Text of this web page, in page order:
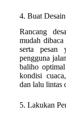
4. Buat
Rancang
mudah
serta pesan
pengguna
baliho
kondisi
dan lalu lintas
5. Lakukan